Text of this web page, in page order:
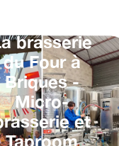
brasserie
du Four à
Briques -
Micro-
et
Taproom